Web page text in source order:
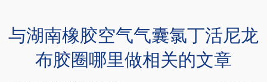
羞
草
app
式
橡
胶
与湖南橡胶空气气囊氯丁活尼龙
布胶圈哪里做相关的文章